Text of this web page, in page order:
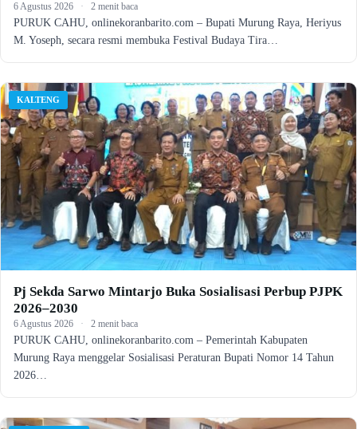
6 Agustus 2026 · 2 menit baca
PURUK CAHU, onlinekoranbarito.com – Bupati Murung Raya, Heriyus
M. Yoseph, secara resmi membuka Festival Budaya Tira…
KALTENG
Pj Sekda Sarwo Mintarjo Buka Sosialisasi Perbup PJPK
2026–2030
6 Agustus 2026 · 2 menit baca
PURUK CAHU, onlinekoranbarito.com – Pemerintah Kabupaten
Murung Raya menggelar Sosialisasi Peraturan Bupati Nomor 14 Tahun
2026…